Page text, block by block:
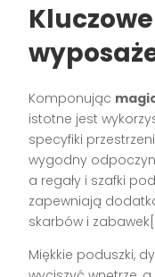
Komponując
istotne jest
specyfiki
wygodny
a regały i szafki
zapewniają
skarbów i
Miękkie poduszki,